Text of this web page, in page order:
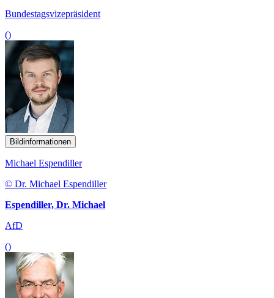
Bundestagsvizepräsident
()
Bildinformationen
Michael Espendiller
© Dr. Michael Espendiller
Espendiller, Dr. Michael
AfD
()